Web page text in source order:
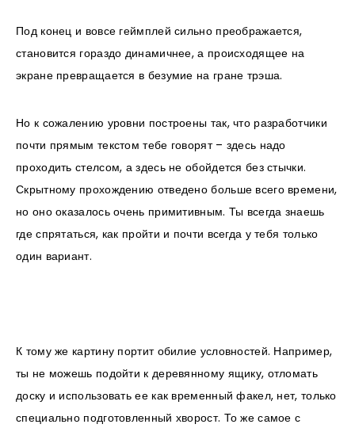
Под конец и вовсе геймплей сильно преображается,
становится гораздо динамичнее, а происходящее на
экране превращается в безумие на гране трэша.
Но к сожалению уровни построены так, что разработчики
почти прямым текстом тебе говорят – здесь надо
проходить стелсом, а здесь не обойдется без стычки.
Скрытному прохождению отведено больше всего времени,
но оно оказалось очень примитивным. Ты всегда знаешь
где спрятаться, как пройти и почти всегда у тебя только
один вариант.
К тому же картину портит обилие условностей. Например,
ты не можешь подойти к деревянному ящику, отломать
доску и использовать ее как временный факел, нет, только
специально подготовленный хворост. То же самое с